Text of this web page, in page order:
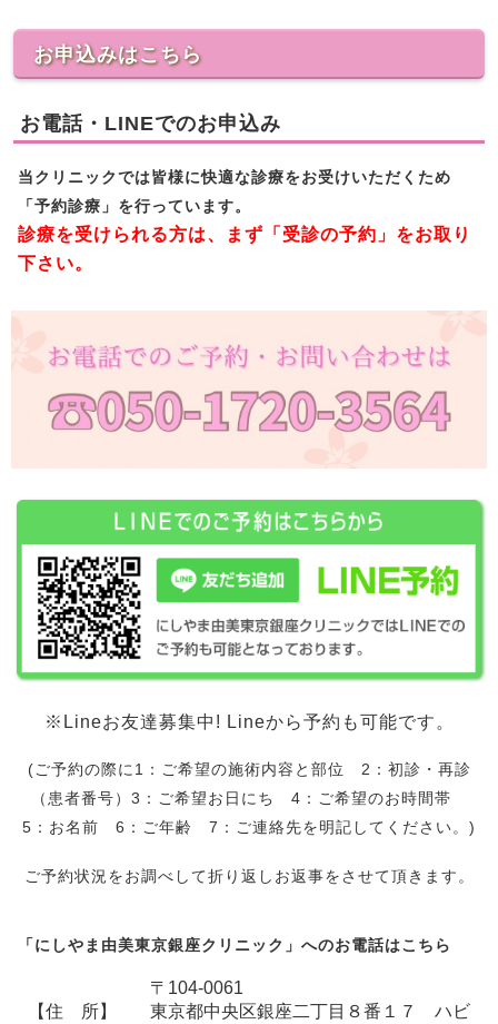
お申込みはこちら
お電話・LINEでのお申込み
当クリニックでは皆様に快適な診療をお受けいただくため
「予約診療」を行っています。
診療を受けられる方は、まず「受診の予約」をお取り
下さい。
※Lineお友達募集中! Lineから予約も可能です。
(ご予約の際に1：ご希望の施術内容と部位 2：初診・再診
（患者番号）3：ご希望お日にち 4：ご希望のお時間帯
5：お名前 6：ご年齢 7：ご連絡先を明記してください。)
ご予約状況をお調べして折り返しお返事をさせて頂きます。
「にしやま由美東京銀座クリニック」へのお電話はこちら
【住 所】
〒104-0061
東京都中央区銀座二丁目８番１７ ハビ